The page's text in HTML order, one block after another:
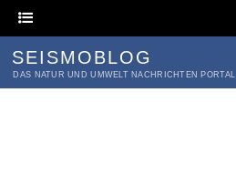
SEISMOBLOG
DAS NATUR UND UMWELT NACHRICHTEN PORTAL